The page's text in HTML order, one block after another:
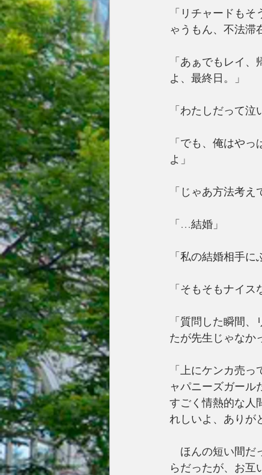
「リチャードも
ゃうもん、不法滞
「あぁでもレイ
よ、最終日。」
「わたしだって
「でも、俺はや
よ」
「じゃあ方法考え
「…結婚」
「私の結婚相手
「そもそもナイ
「質問した瞬間
たが先生じゃなか
「上にケンカ売
ャパニーズガール
すごく情熱的な人
れしいよ、ありが
ほんの短い間だ
らだったが、お互